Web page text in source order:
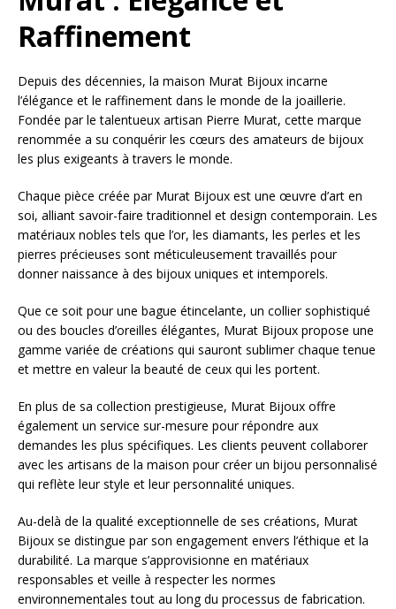
Raffinement
Depuis des décennies, la maison Murat Bijoux incarne
l’élégance et le raffinement dans le monde de la joaillerie.
Fondée par le talentueux artisan Pierre Murat, cette marque
renommée a su conquérir les cœurs des amateurs de bijoux
les plus exigeants à travers le monde.
Chaque pièce créée par Murat Bijoux est une œuvre d’art en
soi, alliant savoir-faire traditionnel et design contemporain. Les
matériaux nobles tels que l’or, les diamants, les perles et les
pierres précieuses sont méticuleusement travaillés pour
donner naissance à des bijoux uniques et intemporels.
Que ce soit pour une bague étincelante, un collier sophistiqué
ou des boucles d’oreilles élégantes, Murat Bijoux propose une
gamme variée de créations qui sauront sublimer chaque tenue
et mettre en valeur la beauté de ceux qui les portent.
En plus de sa collection prestigieuse, Murat Bijoux offre
également un service sur-mesure pour répondre aux
demandes les plus spécifiques. Les clients peuvent collaborer
avec les artisans de la maison pour créer un bijou personnalisé
qui reflète leur style et leur personnalité uniques.
Au-delà de la qualité exceptionnelle de ses créations, Murat
Bijoux se distingue par son engagement envers l’éthique et la
durabilité. La marque s’approvisionne en matériaux
responsables et veille à respecter les normes
environnementales tout au long du processus de fabrication.